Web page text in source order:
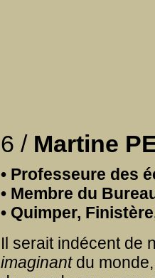
6 / Martine
• Professeure des
• Membre du
• Quimper,
Il serait indécent de
imaginantdu